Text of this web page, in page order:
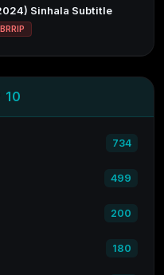
Sinhala Subtitle
BRRIP
10
734
499
200
180